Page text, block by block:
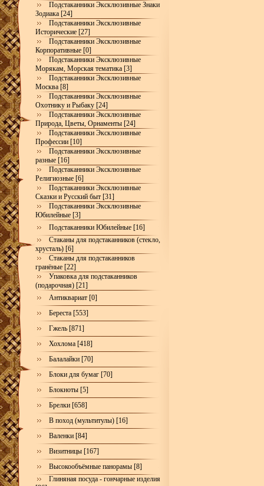
Подстаканники Эксклюзивные Знаки
Зодиака [24]
Подстаканники Эксклюзивные
Исторические [27]
Подстаканники Эксклюзивные
Корпоративные [0]
Подстаканники Эксклюзивные
Морякам, Морская тематика [3]
Подстаканники Эксклюзивные
Москва [8]
Подстаканники Эксклюзивные
Охотнику и Рыбаку [24]
Подстаканники Эксклюзивные
Природа, Цветы, Орнаменты [24]
Подстаканники Эксклюзивные
Профессии [10]
Подстаканники Эксклюзивные
разные [16]
Подстаканники Эксклюзивные
Религиозные [6]
Подстаканники Эксклюзивные
Сказки и Русский быт [31]
Подстаканники Эксклюзивные
Юбилейные [3]
Подстаканники Юбилейные [16]
Стаканы для подстаканников (стекло,
хрусталь) [6]
Стаканы для подстаканников
гранёные [22]
Упаковка для подстаканников
(подарочная) [21]
Антиквариат [0]
Береста [553]
Гжель [871]
Хохлома [418]
Балалайки [70]
Блоки для бумаг [70]
Блокноты [5]
Брелки [658]
В поход (мультитулы) [16]
Валенки [84]
Визитницы [167]
Высокообъёмные панорамы [8]
Глиняная посуда - гончарные изделия